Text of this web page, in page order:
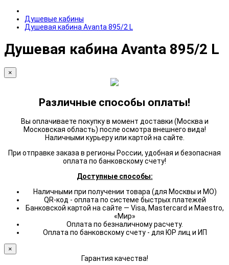
Душевые кабины
Душевая кабина Avanta 895/2 L
Душевая кабина Avanta 895/2 L
×
Различные способы оплаты!
Вы оплачиваете покупку в момент доставки (Москва и
Московская область) после осмотра внешнего вида!
Наличными курьеру или картой на сайте.
При отправке заказа в регионы России, удобная и безопасная
оплата по банковскому счету!
Доступные способы:
Наличными при получении товара (для Москвы и МО)
QR-код - оплата по системе быстрых платежей
Банковской картой на сайте — Visa, Mastercard и Maestro,
«Мир»
Оплата по безналичному расчету.
Оплата по банковскому счету - для ЮР лиц и ИП
×
Гарантия качества!